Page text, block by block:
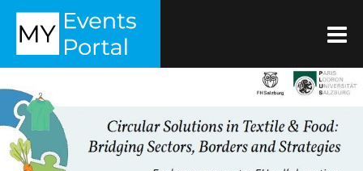
Zum
Inhalt
springen
MYEVENTSPORTAL